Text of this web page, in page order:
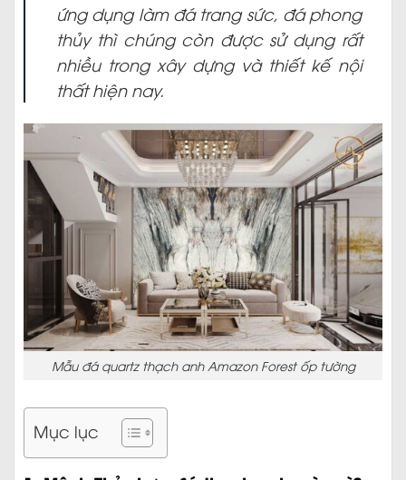
ứng dụng làm đá trang sức, đá phong
thủy thì chúng còn được sử dụng rất
nhiều trong xây dựng và thiết kế nội
thất hiện nay.
Mẫu đá quartz thạch anh Amazon Forest ốp tường
Mục lục